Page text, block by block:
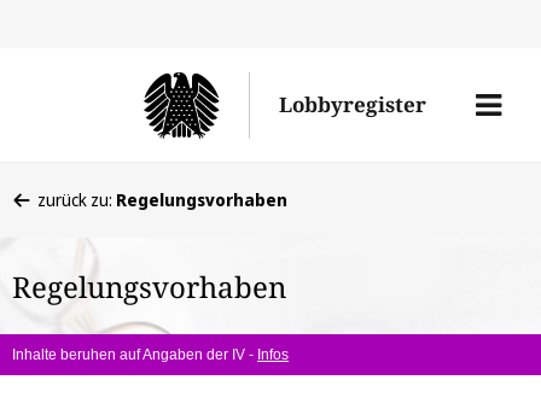
Lobbyregister
Menü
befinden
hier:
zurück zu: Regelungsvorhaben
Regelungsvorhaben
Inhalte beruhen auf Angaben der IV - Infos